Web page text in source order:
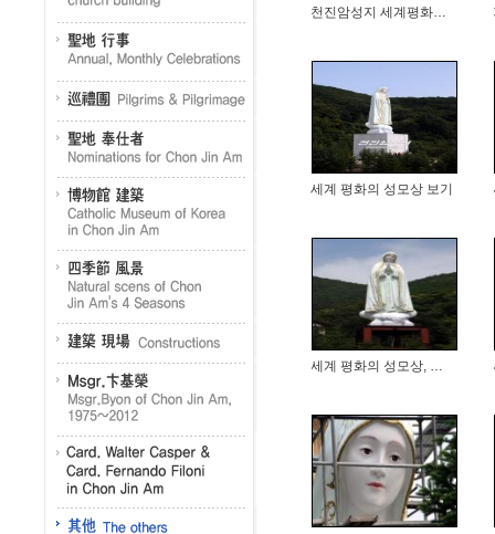
천진암성지 세계평화의 성모상 대관식(...
세계 평화의 성모상 보기
세계 평화의 성모상, 좌대에 안착(2...